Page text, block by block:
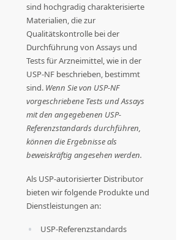
sind hochgradig charakterisierte
Materialien, die zur
Qualitätskontrolle bei der
Durchführung von Assays und
Tests für Arzneimittel, wie in der
USP-NF beschrieben, bestimmt
sind. Wenn Sie von USP-NF
vorgeschriebene Tests und Assays
mit den angegebenen USP-
Referenzstandards durchführen,
können die Ergebnisse als
beweiskräftig angesehen werden.
Als USP-autorisierter Distributor
bieten wir folgende Produkte und
Dienstleistungen an:
USP-Referenzstandards